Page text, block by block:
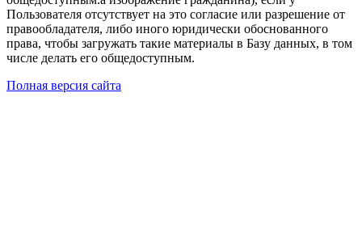
Пользователя отсутствует на это согласие или разрешение от
правообладателя, либо иного юридически обоснованного
права, чтобы загружать такие материалы в Базу данных, в том
числе делать его общедоступным.
Полная версия сайта